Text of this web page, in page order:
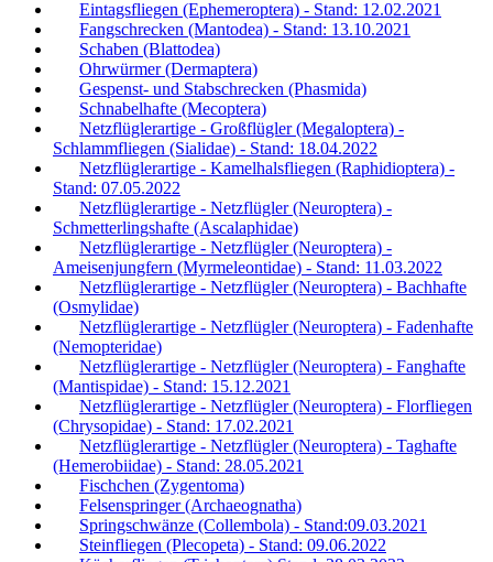
Eintagsfliegen (Ephemeroptera) - Stand: 12.02.2021
Fangschrecken (Mantodea) - Stand: 13.10.2021
Schaben (Blattodea)
Ohrwürmer (Dermaptera)
Gespenst- und Stabschrecken (Phasmida)
Schnabelhafte (Mecoptera)
Netzflüglerartige - Großflügler (Megaloptera) -
Schlammfliegen (Sialidae) - Stand: 18.04.2022
Netzflüglerartige - Kamelhalsfliegen (Raphidioptera) -
Stand: 07.05.2022
Netzflüglerartige - Netzflügler (Neuroptera) -
Schmetterlingshafte (Ascalaphidae)
Netzflüglerartige - Netzflügler (Neuroptera) -
Ameisenjungfern (Myrmeleontidae) - Stand: 11.03.2022
Netzflüglerartige - Netzflügler (Neuroptera) - Bachhafte
(Osmylidae)
Netzflüglerartige - Netzflügler (Neuroptera) - Fadenhafte
(Nemopteridae)
Netzflüglerartige - Netzflügler (Neuroptera) - Fanghafte
(Mantispidae) - Stand: 15.12.2021
Netzflüglerartige - Netzflügler (Neuroptera) - Florfliegen
(Chrysopidae) - Stand: 17.02.2021
Netzflüglerartige - Netzflügler (Neuroptera) - Taghafte
(Hemerobiidae) - Stand: 28.05.2021
Fischchen (Zygentoma)
Felsenspringer (Archaeognatha)
Springschwänze (Collembola) - Stand:09.03.2021
Steinfliegen (Plecopeta) - Stand: 09.06.2022